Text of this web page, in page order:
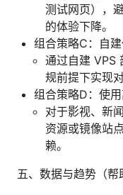
测试网页），
的体验下降。
组合策略C：自建
通过自建 VPS
规前提下实现
组合策略D：使
对于影视、新
资源或镜像站
赖。
五、数据与趋势（帮